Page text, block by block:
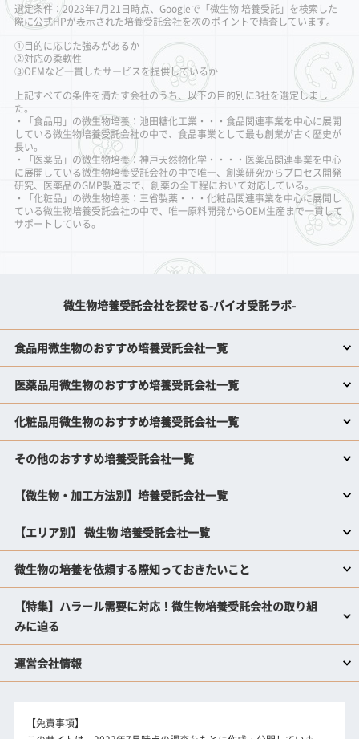
選定条件：2023年7月21日時点、Googleで「微生物 培養受託」を検索した
際に公式HPが表示された培養受託会社を次のポイントで精査しています。
①目的に応じた強みがあるか
②対応の柔軟性
③OEMなど一貫したサービスを提供しているか
上記すべての条件を満たす会社のうち、以下の目的別に3社を選定しまし
た。
・「食品用」の微生物培養：池田糖化工業・・・食品関連事業を中心に展開
している微生物培養受託会社の中で、食品事業として最も創業が古く歴史が
長い。
・「医薬品」の微生物培養：神戸天然物化学・・・・医薬品関連事業を中心
に展開している微生物培養受託会社の中で唯一、創薬研究からプロセス開発
研究、医薬品のGMP製造まで、創薬の全工程において対応している。
・「化粧品」の微生物培養：三省製薬・・・化粧品関連事業を中心に展開し
ている微生物培養受託会社の中で、唯一原料開発からOEM生産まで一貫して
サポートしている。
微生物培養受託会社を探せる-バイオ受託ラボ-
食品用微生物のおすすめ培養受託会社一覧
医薬品用微生物のおすすめ培養受託会社一覧
化粧品用微生物のおすすめ培養受託会社一覧
その他のおすすめ培養受託会社一覧
【微生物・加工方法別】培養受託会社一覧
【エリア別】 微生物 培養受託会社一覧
微生物の培養を依頼する際知っておきたいこと
【特集】ハラール需要に対応！微生物培養受託会社の取り組
みに迫る
運営会社情報
【免責事項】